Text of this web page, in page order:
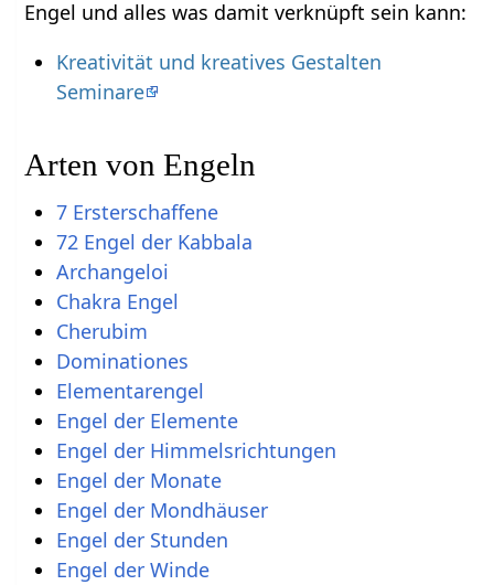
Engel und alles was damit verknüpft sein kann:
Kreativität und kreatives Gestalten
Seminare
Arten von Engeln
7 Ersterschaffene
72 Engel der Kabbala
Archangeloi
Chakra Engel
Cherubim
Dominationes
Elementarengel
Engel der Elemente
Engel der Himmelsrichtungen
Engel der Monate
Engel der Mondhäuser
Engel der Stunden
Engel der Winde